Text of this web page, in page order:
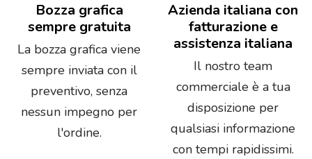
Bozza grafica
sempre gratuita
La bozza grafica viene
sempre inviata con il
preventivo, senza
nessun impegno per
l'ordine.
Azienda italiana con
fatturazione e
assistenza italiana
Il nostro team
commerciale è a tua
disposizione per
qualsiasi informazione
con tempi rapidissimi.